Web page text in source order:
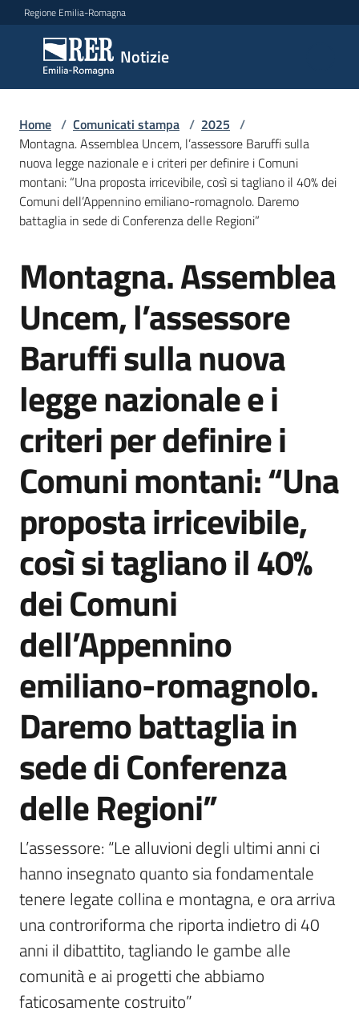
Vai al contenuto
Vai alla navigazione
Vai al footer
Regione Emilia-Romagna
Notizie
Notizie
Comunicati
stampa
Menu selezionato
Cerca
un
comunicato
Risorse
Agenzia
di
informazione
comunicazione
Seguici
su
Home / Comunicati stampa / 2025 /
Montagna. Assemblea Uncem, l’assessore Baruffi sulla
nuova legge nazionale e i criteri per definire i Comuni
montani: “Una proposta irricevibile, così si tagliano il 40% dei
Comuni dell’Appennino emiliano-romagnolo. Daremo
battaglia in sede di Conferenza delle Regioni”
Salta al contenuto
Montagna. Assemblea
Uncem, l’assessore
Baruffi sulla nuova
legge nazionale e i
criteri per definire i
Comuni montani: “Una
proposta irricevibile,
così si tagliano il 40%
dei Comuni
dell’Appennino
emiliano-romagnolo.
Daremo battaglia in
sede di Conferenza
delle Regioni”
L’assessore: “Le alluvioni degli ultimi anni ci
hanno insegnato quanto sia fondamentale
tenere legate collina e montagna, e ora arriva
una controriforma che riporta indietro di 40
anni il dibattito, tagliando le gambe alle
comunità e ai progetti che abbiamo
faticosamente costruito”